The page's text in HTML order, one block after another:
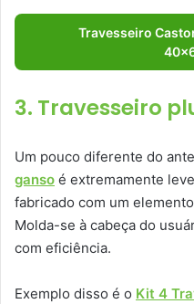
Travesseiro
3. Travesseiro
Um pouco diferente do
ganso é extremamente
fabricado com um
Molda-se à cabeça do
com eficiência.
Exemplo disso é o Kit 4